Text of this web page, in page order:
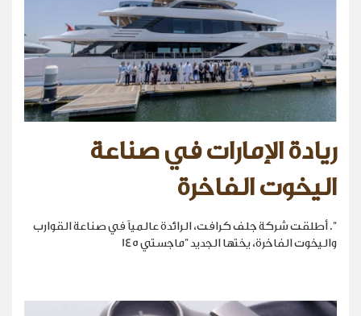
ريادة الإمارات في صناعة
اليخوت الفاخرة
". أطلقت شركة جلف كرافت، الرائدة عالمياً في صناعة القوارب
واليخوت الفاخرة، يختها الجديد "ماجستي 145